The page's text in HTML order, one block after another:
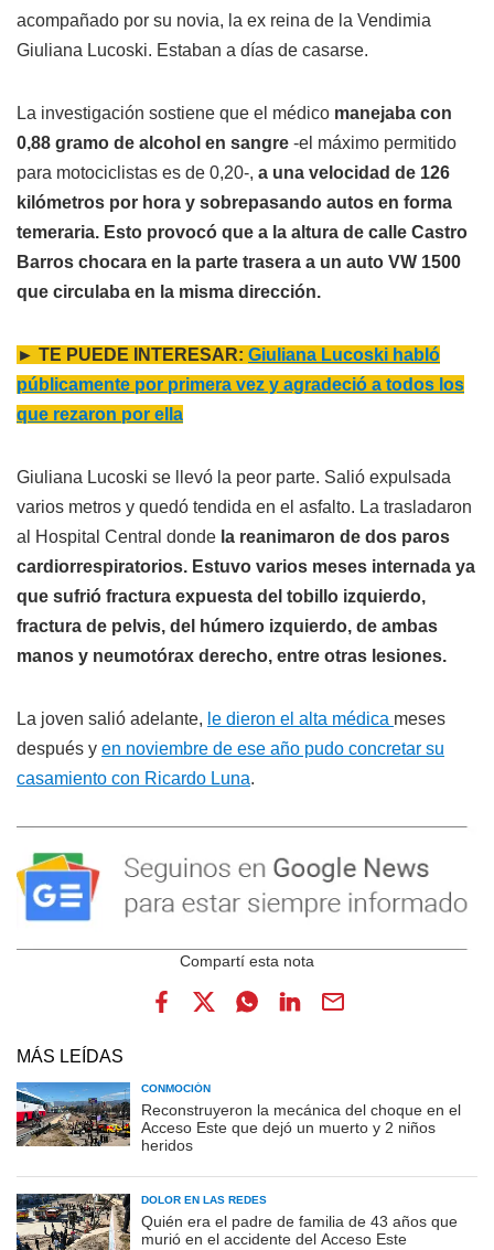
acompañado por su novia, la ex reina de la Vendimia
Giuliana Lucoski. Estaban a días de casarse.
La investigación sostiene que el médico manejaba con
0,88 gramo de alcohol en sangre -el máximo permitido
para motociclistas es de 0,20-, a una velocidad de 126
kilómetros por hora y sobrepasando autos en forma
temeraria. Esto provocó que a la altura de calle Castro
Barros chocara en la parte trasera a un auto VW 1500
que circulaba en la misma dirección.
► TE PUEDE INTERESAR: Giuliana Lucoski habló
públicamente por primera vez y agradeció a todos los
que rezaron por ella
Giuliana Lucoski se llevó la peor parte. Salió expulsada
varios metros y quedó tendida en el asfalto. La trasladaron
al Hospital Central donde la reanimaron de dos paros
cardiorrespiratorios. Estuvo varios meses internada ya
que sufrió fractura expuesta del tobillo izquierdo,
fractura de pelvis, del húmero izquierdo, de ambas
manos y neumotórax derecho, entre otras lesiones.
La joven salió adelante, le dieron el alta médica meses
después y en noviembre de ese año pudo concretar su
casamiento con Ricardo Luna.
MÁS LEÍDAS
CONMOCIÓN
Reconstruyeron la mecánica del choque en el
Acceso Este que dejó un muerto y 2 niños
heridos
DOLOR EN LAS REDES
Quién era el padre de familia de 43 años que
murió en el accidente del Acceso Este